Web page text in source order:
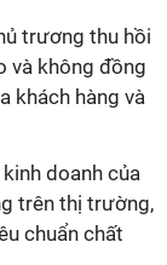
trương thu hồi
và không đồng
khách hàng và
doanh của
trên thị trường,
chuẩn chất